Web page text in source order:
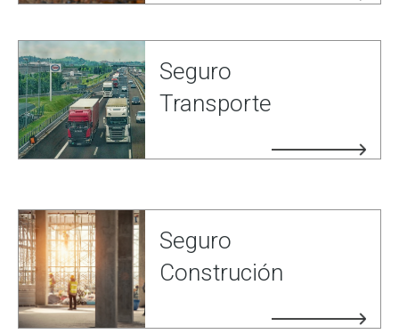
Seguro
Transporte
Seguro
Construción